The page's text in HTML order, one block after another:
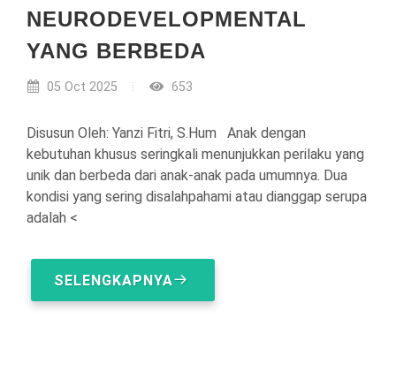
NEURODEVELOPMENTAL
YANG BERBEDA
05 Oct 2025 653
Disusun Oleh: Yanzi Fitri, S.Hum Anak dengan
kebutuhan khusus seringkali menunjukkan perilaku yang
unik dan berbeda dari anak-anak pada umumnya. Dua
kondisi yang sering disalahpahami atau dianggap serupa
adalah <
SELENGKAPNYA